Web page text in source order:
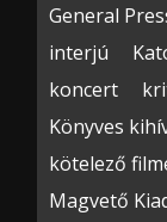
General
interjú
koncert
Könyves
kötelező
Magvető